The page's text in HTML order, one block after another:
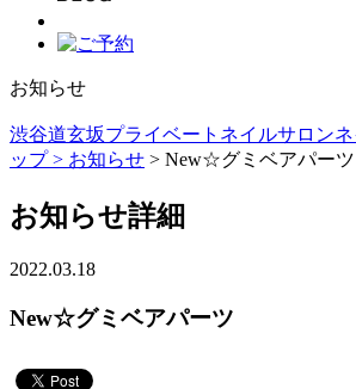
お知らせ
渋谷道玄坂プライベートネイルサロン
ップ > お知らせ > New☆グミベアパーツ
お知らせ詳細
2022.03.18
New☆グミベアパーツ